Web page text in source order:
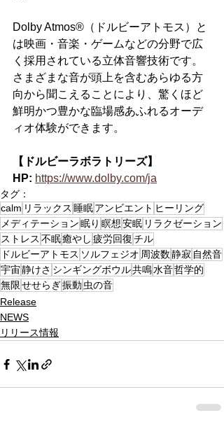
Dolby Atmos®（ドルビーアトモス）と
は映画・音楽・ゲームなどの分野で広
く採用されている立体音響技術です。
さまざまな音が頭上を含むあらゆる方
向から聞こえることにより、驚くほど
鮮明かつ豊かな臨場感あふれるオーデ
ィオ体験ができます。
【ドルビーラボラトリーズ】
HP: https://www.dolby.com/ja
タグ：
calm リラックス 睡眠アンビエント ヒーリング
メディテーション眠り 瞑想安眠 リラクゼーション
ストレス 不眠癒やし 疲労回復チル
ドルビーアトモス ソルフェジオ 周波数静寂 自然音
宇宙静けさ シンギングボウル共鳴水音哲学的
無限せせらぎ振動 虫の音
Release
NEWS
リリース情報